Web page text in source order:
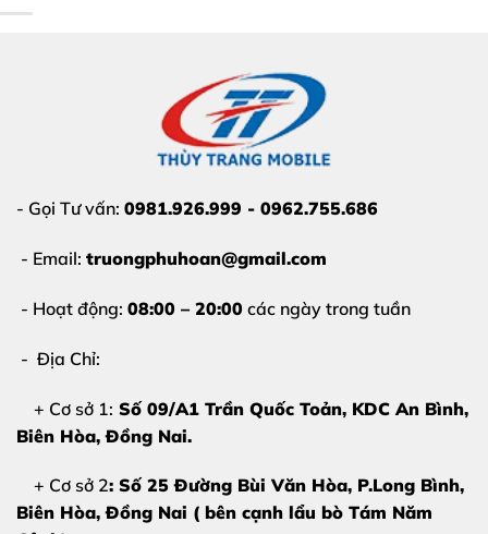
- Gọi Tư vấn: 0981.926.999 - 0962.755.686
- Email: truongphuhoan@gmail.com
- Hoạt động: 08:00 – 20:00 các ngày trong tuần
- Địa Chỉ:
+ Cơ sở 1: Số 09/A1 Trần Quốc Toản, KDC An Bình,
Biên Hòa, Đồng Nai.
+ Cơ sở 2: Số 25 Đường Bùi Văn Hòa, P.Long Bình,
Biên Hòa, Đồng Nai ( bên cạnh lẩu bò Tám Năm